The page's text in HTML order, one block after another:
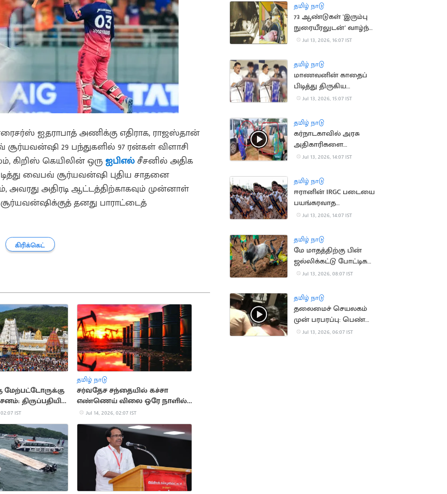
ஐதராபாத் அணிக்கு எதிராக, ராஜஸ்தான்
29 பந்துகளில் 97 ரன்கள் விளாசி
கிறிஸ் கெயிலின் ஒருஐபிஎல்சீசனில் அதிக
வைபவ் சூர்யவன்ஷி புதிய சாதனை
அதிரடி ஆட்டத்திற்காகவும் முன்னாள்
தனது பாராட்டைத்
கிரிக்கெட்
மேற்பட்டோருக்கு
திருப்பதியில்
IST
தமிழ் நாடு
சர்வதேச சந்தையில் கச்சா
எண்ணெய் விலை ஒரே நாளில்
10% உயர்வு
Jul 14, 2026, 02:07 IST
தமிழ் நாடு
73 ஆண்டுகள் 'இரும்பு
நுரையீரலுடன்' வாழ்ந்த
அமெரிக்க பெண்
Jul 13, 2026, 16:07 IST
தமிழ் நாடு
மாணவனின் காதைப்
பிடித்து திருகிய
முன்னாள் அமைச்சர்
Jul 13, 2026, 15:07 IST
தமிழ் நாடு
கர்நாடகாவில் அரசு
அதிகாரிகளை
துடைப்பத்தால்
Jul 13, 2026, 14:07 IST
தமிழ் நாடு
ஈரானின் IRGC படையை
பயங்கரவாத
அமைப்பாக அறிவித்தது
Jul 13, 2026, 14:07 IST
தமிழ் நாடு
மே மாதத்திற்கு பின்
ஜல்லிக்கட்டு போட்டிகள்
நடத்தக்கூடாது..
Jul 13, 2026, 08:07 IST
தமிழ் நாடு
தலைமைச் செயலகம்
முன் பரபரப்பு: பெண்
தற்கொலை முயற்சி!
Jul 13, 2026, 06:07 IST